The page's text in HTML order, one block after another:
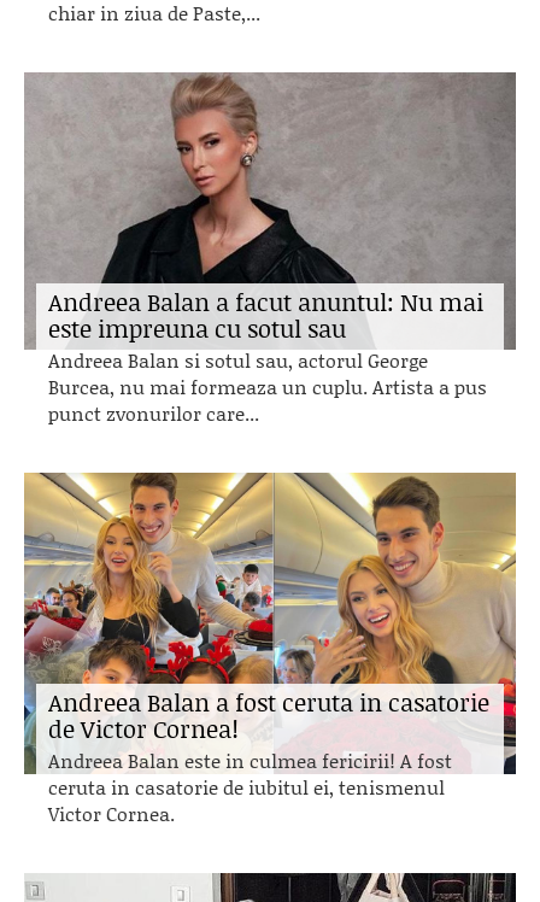
chiar in ziua de Paste,...
Andreea Balan a facut anuntul: Nu mai
este impreuna cu sotul sau
Andreea Balan si sotul sau, actorul George
Burcea, nu mai formeaza un cuplu. Artista a pus
punct zvonurilor care...
Andreea Balan a fost ceruta in casatorie
de Victor Cornea!
Andreea Balan este in culmea fericirii! A fost
ceruta in casatorie de iubitul ei, tenismenul
Victor Cornea.